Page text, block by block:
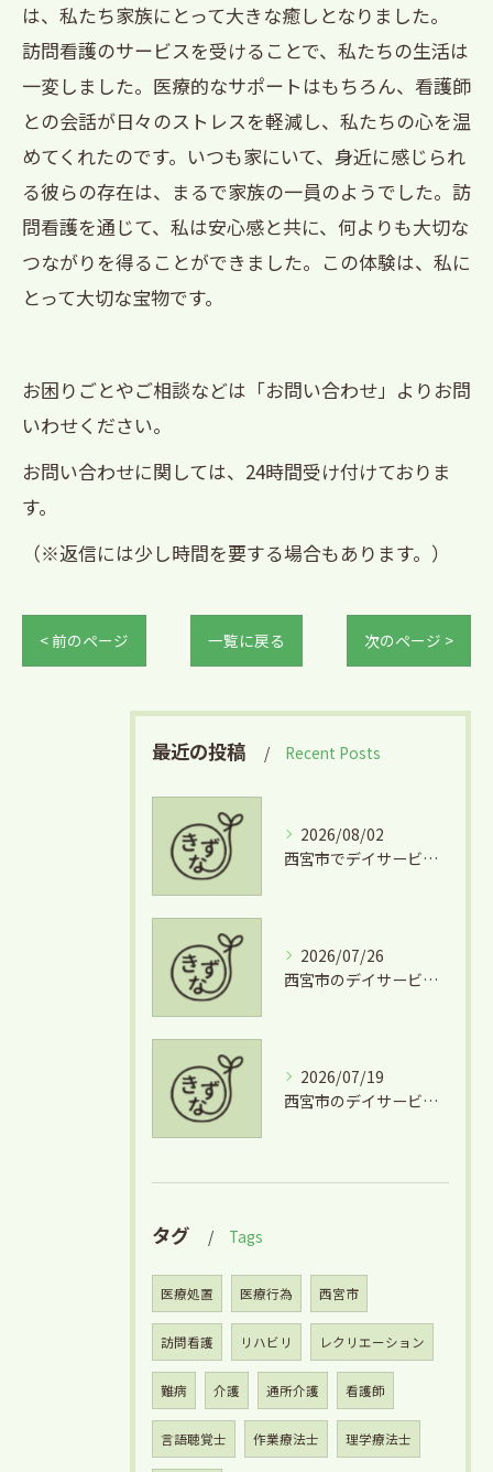
は、私たち家族にとって大きな癒しとなりました。
訪問看護のサービスを受けることで、私たちの生活は
一変しました。医療的なサポートはもちろん、看護師
との会話が日々のストレスを軽減し、私たちの心を温
めてくれたのです。いつも家にいて、身近に感じられ
る彼らの存在は、まるで家族の一員のようでした。訪
問看護を通じて、私は安心感と共に、何よりも大切な
つながりを得ることができました。この体験は、私に
とって大切な宝物です。
お困りごとやご相談などは「お問い合わせ」よりお問
いわせください。
お問い合わせに関しては、24時間受け付けておりま
す。
（※返信には少し時間を要する場合もあります。）
< 前のページ 一覧に戻る 次のページ >
最近の投稿 Recent Posts
2026/08/02
西宮市でデイサービスとグルメを両立できる兵庫県西宮市学文殿町の魅力
2026/07/26
西宮市のデイサービスを気軽に利用するための短時間利用や費用徹底ガイド
2026/07/19
西宮市のデイサービス利用と掃除の安心サポート徹底ガイド
タグ Tags
医療処置 医療行為 西宮市
訪問看護 リハビリ レクリエーション
難病 介護 通所介護 看護師
言語聴覚士 作業療法士 理学療法士